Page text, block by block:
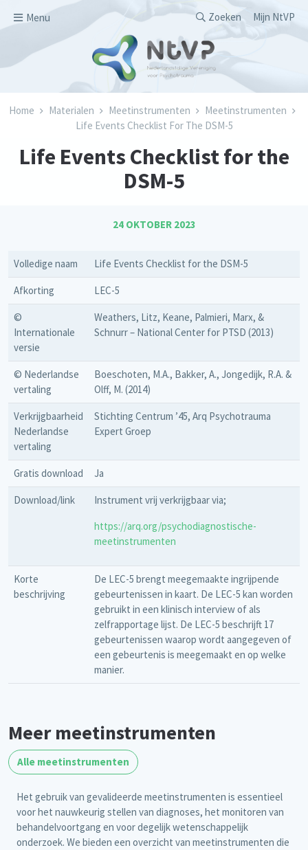
Menu
Secondary
Zoeken Mijn NtVP
Kruimelpad
Home Materialen Meetinstrumenten
Meetinstrumenten
Life Events Checklist For The DSM-5
Life Events Checklist for the
DSM-5
24 OKTOBER 2023
Volledige naam Life Events Checklist for the DSM-5
Afkorting LEC-5
©
Internationale
versie
Weathers, Litz, Keane, Palmieri, Marx, &
Schnurr – National Center for PTSD (2013)
© Nederlandse
vertaling
Boeschoten, M.A., Bakker, A., Jongedijk, R.A. &
Olff, M. (2014)
Verkrijgbaarheid
Nederlandse
vertaling
Stichting Centrum ’45, Arq Psychotrauma
Expert Groep
Gratis download Ja
Download/link
Instrument vrij verkrijgbaar via;
https://arq.org/psychodiagnostische-
meetinstrumenten
Korte
beschrijving
De LEC-5 brengt meegemaakte ingrijpende
gebeurtenissen in kaart. De LEC-5 kan worden
gebruikt in een klinisch interview of als
zelfrapportage lijst. De LEC-5 beschrijft 17
gebeurtenissen waarop wordt aangegeven of
een gebeurtenis is meegemaakt en op welke
manier.
Meer meetinstrumenten
Alle meetinstrumenten
Het gebruik van gevalideerde meetinstrumenten is essentieel
voor het nauwkeurig stellen van diagnoses, het monitoren van
behandelvoortgang en voor degelijk wetenschappelijk
onderzoek. We bieden een overzicht van meetinstrumenten die